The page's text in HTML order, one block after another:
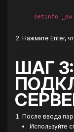
setinfo _pw
Нажмите Enter,
ШАГ 3:
После ввода
Используйте